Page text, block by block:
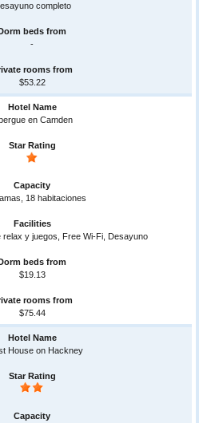
completo
-
$53.22
en Camden
18 habitaciones
relax y juegos, Free Wi-Fi, Desayuno
$19.13
$75.44
House on Hackney